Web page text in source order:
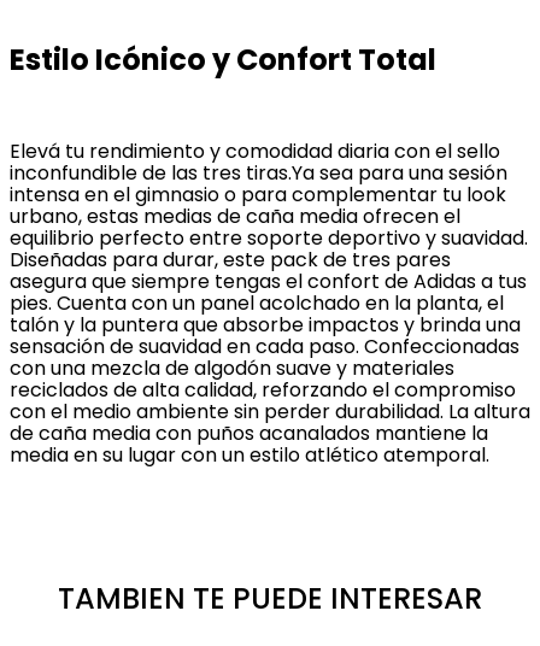
Estilo Icónico y Confort Total
Elevá tu rendimiento y comodidad diaria con el sello
inconfundible de las tres tiras.Ya sea para una sesión
intensa en el gimnasio o para complementar tu look
urbano, estas medias de caña media ofrecen el
equilibrio perfecto entre soporte deportivo y suavidad.
Diseñadas para durar, este pack de tres pares
asegura que siempre tengas el confort de Adidas a tus
pies. Cuenta con un panel acolchado en la planta, el
talón y la puntera que absorbe impactos y brinda una
sensación de suavidad en cada paso. Confeccionadas
con una mezcla de algodón suave y materiales
reciclados de alta calidad, reforzando el compromiso
con el medio ambiente sin perder durabilidad. La altura
de caña media con puños acanalados mantiene la
media en su lugar con un estilo atlético atemporal.
TAMBIEN TE PUEDE INTERESAR